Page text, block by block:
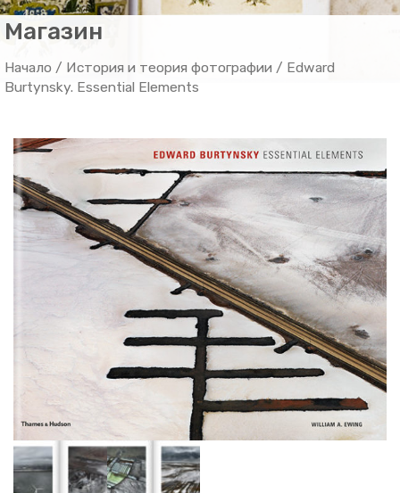
Магазин
Начало / История и теория фотографии / Edward
Burtynsky. Essential Elements